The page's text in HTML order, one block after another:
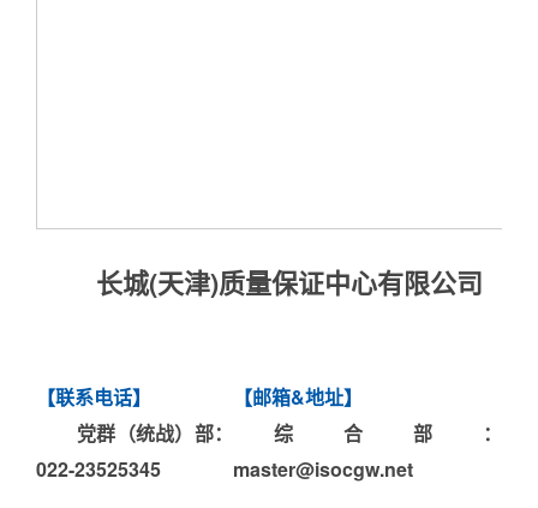
资料下载
党建工作
组织人事信息
财务信息
长城(天津)质量保证中心有限公司
【联系电话】 【邮箱&地址】
党群（统战）部：
022-23525345
综合部
：
master@isocgw.net